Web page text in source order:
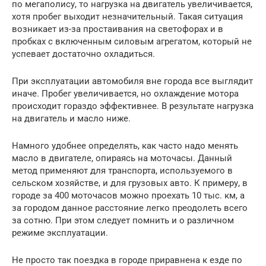
по мегаполису, то нагрузка на двигатель увеличивается,
хотя пробег выходит незначительный. Такая ситуация
возникает из-за простаивания на светофорах и в
пробках с включенным силовым агрегатом, который не
успевает достаточно охладиться.
При эксплуатации автомобиля вне города все выглядит
иначе. Пробег увеличивается, но охлаждение мотора
происходит гораздо эффективнее. В результате нагрузка
на двигатель и масло ниже.
Намного удобнее определять, как часто надо менять
масло в двигателе, опираясь на моточасы. Данный
метод применяют для транспорта, используемого в
сельском хозяйстве, и для грузовых авто. К примеру, в
городе за 400 моточасов можно проехать 10 тыс. км, а
за городом данное расстояние легко преодолеть всего
за сотню. При этом следует помнить и о различном
режиме эксплуатации.
Не просто так поездка в городе приравнена к езде по